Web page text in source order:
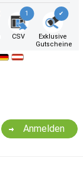
1
CSV
✔
Exklusive
Gutscheine
Anmelden